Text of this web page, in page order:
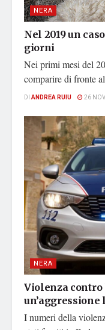
NERA
Nel 2019 un
giorni
Nei primi mesi del
comparire di fronte
DI ANDREA RUIU 26
NERA
Violenza contro
I numeri della